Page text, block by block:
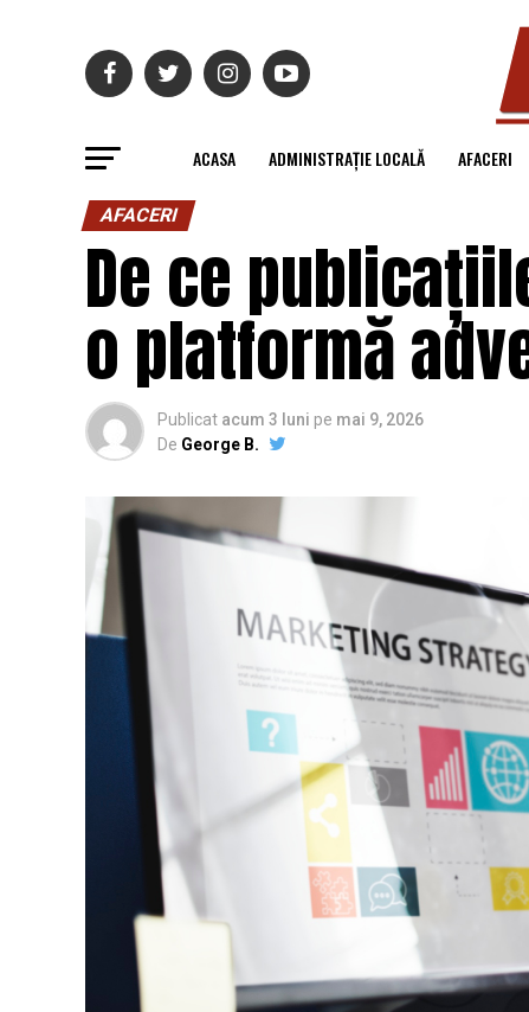
ACASA ADMINISTRAȚIE LOCALĂ AFACERI
AFACERI
De ce
o platformă
Publicat acum 3 luni pe mai 9, 2026
De George B.